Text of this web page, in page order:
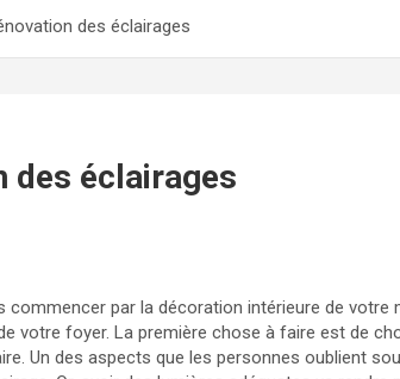
des éclairages
des éclairages
par la décoration intérieure de votre
votre foyer. La première chose à faire est de
Un des aspects que les personnes oublient